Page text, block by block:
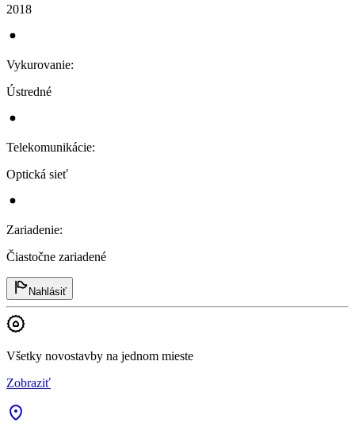
2018
Vykurovanie:
Ústredné
Telekomunikácie:
Optická sieť
Zariadenie:
Čiastočne zariadené
Nahlásiť
Všetky novostavby na jednom mieste
Zobraziť